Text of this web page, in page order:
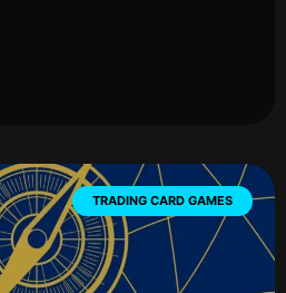
TRADING CARD GAMES